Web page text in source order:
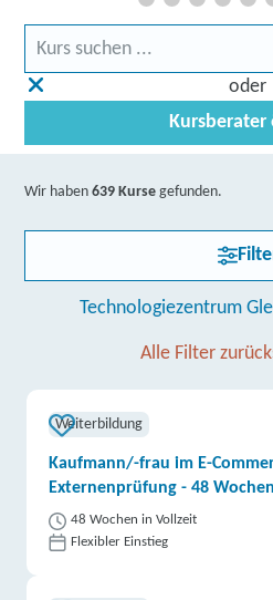
oder
Kursberater
Wir haben639 Kurse gefunden.
Technologiezentrum
Alle Filter
Weiterbildung
Kaufmann/-frau im E-
Externenprüfung - 48 Wochen
48 Wochen in Vollzeit
Flexibler Einstieg